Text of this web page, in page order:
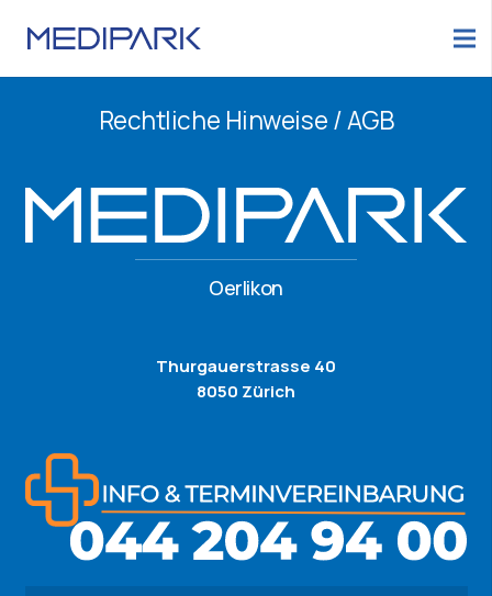
Rechtliche Hinweise / AGB
Oerlikon
Thurgauerstrasse 40
8050 Zürich